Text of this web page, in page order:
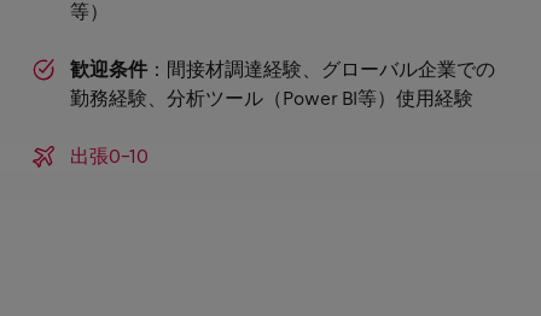
等）
歓迎条件 ：間接材調達経験、グローバル企業での
勤務経験、分析ツール（Power BI等）使用経験
出張0-10